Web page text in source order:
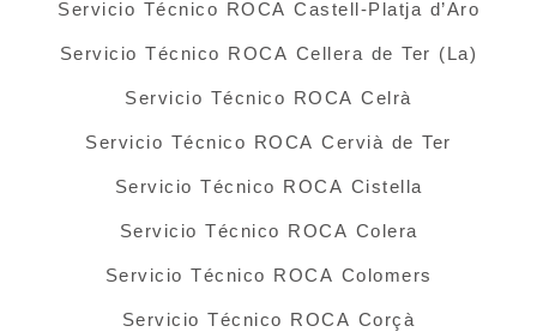
Servicio Técnico ROCA Castell-Platja d’Aro
Servicio Técnico ROCA Cellera de Ter (La)
Servicio Técnico ROCA Celrà
Servicio Técnico ROCA Cervià de Ter
Servicio Técnico ROCA Cistella
Servicio Técnico ROCA Colera
Servicio Técnico ROCA Colomers
Servicio Técnico ROCA Corçà